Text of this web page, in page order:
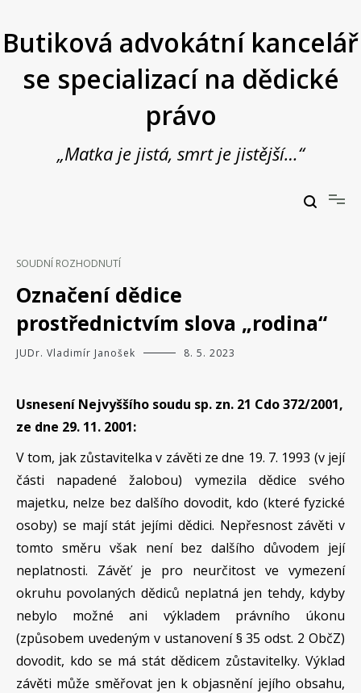
obsah
Butiková advokátní kancelář
se specializací na dědické
právo
„Matka je jistá, smrt je jistější…“
SOUDNÍ ROZHODNUTÍ
Označení dědice
prostřednictvím slova „rodina“
JUDr. Vladimír Janošek 8. 5. 2023
Usnesení Nejvyššího soudu sp. zn. 21 Cdo 372/2001,
ze dne 29. 11. 2001:
V tom, jak zůstavitelka v závěti ze dne 19. 7. 1993 (v její
části napadené žalobou) vymezila dědice svého
majetku, nelze bez dalšího dovodit, kdo (které fyzické
osoby) se mají stát jejími dědici. Nepřesnost závěti v
tomto směru však není bez dalšího důvodem její
neplatnosti. Závěť je pro neurčitost ve vymezení
okruhu povolaných dědiců neplatná jen tehdy, kdyby
nebylo možné ani výkladem právního úkonu
(způsobem uvedeným v ustanovení § 35 odst. 2 ObčZ)
dovodit, kdo se má stát dědicem zůstavitelky. Výklad
závěti může směřovat jen k objasnění jejího obsahu,